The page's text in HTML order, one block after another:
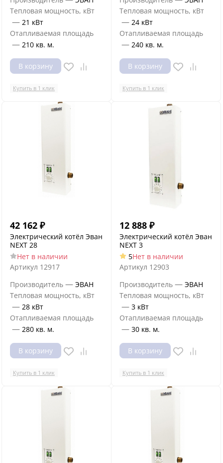
Тепловая мощность, кВт
— 21 кВт
Отапливаемая площадь
— 210 кв. м.
В корзину
Купить в 1 клик
Тепловая мощность, кВт
— 24 кВт
Отапливаемая площадь
— 240 кв. м.
В корзину
Купить в 1 клик
42 162 ₽
Электрический котёл Эван
NEXT 28
Нет в наличии
Артикул 12917
Производитель — ЭВАН
Тепловая мощность, кВт
— 28 кВт
Отапливаемая площадь
— 280 кв. м.
В корзину
Купить в 1 клик
12 888 ₽
Электрический котёл Эван
NEXT 3
5Нет в наличии
Артикул 12903
Производитель — ЭВАН
Тепловая мощность, кВт
— 3 кВт
Отапливаемая площадь
— 30 кв. м.
В корзину
Купить в 1 клик